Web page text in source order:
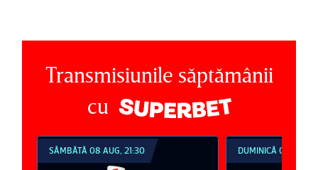
Transmisiunile săptămânii
cu
SÂMBĂTĂ 08 AUG, 21:30 DUMINICĂ 09 AUG,